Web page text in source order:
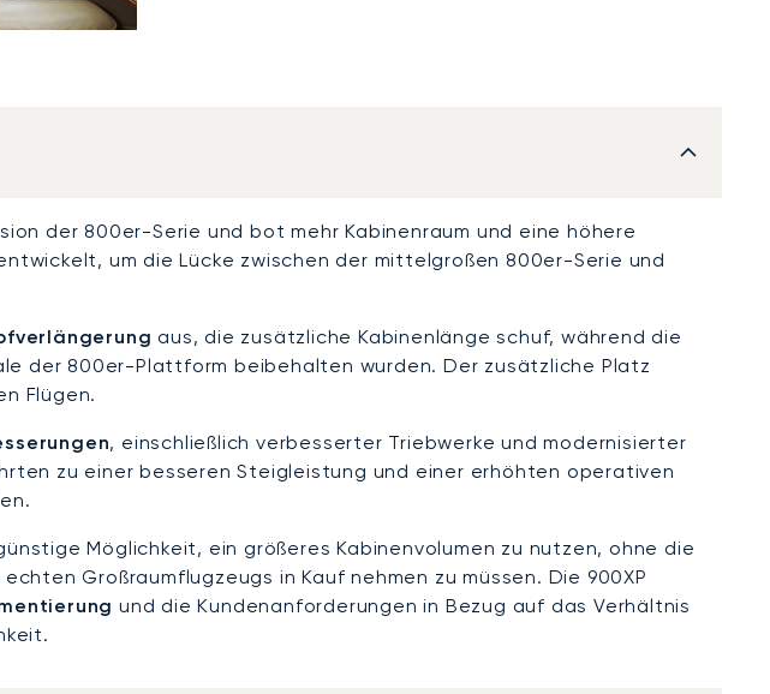
der 800er-Serie und bot mehr Kabinenraum und eine höhere
um die Lücke zwischen der mittelgroßen 800er-Serie und
aus, die zusätzliche Kabinenlänge schuf, während die
der 800er-Plattform beibehalten wurden. Der zusätzliche Platz
Flügen.
, einschließlich verbesserter Triebwerke und modernisierter
zu einer besseren Steigleistung und einer erhöhten operativen
Möglichkeit, ein größeres Kabinenvolumen zu nutzen, ohne die
Großraumflugzeugs in Kauf nehmen zu müssen. Die 900XP
und die Kundenanforderungen in Bezug auf das Verhältnis